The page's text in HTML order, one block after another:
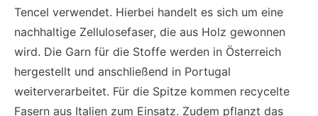
Tencel verwendet. Hierbei handelt es sich um eine
nachhaltige Zellulosefaser, die aus Holz gewonnen
wird. Die Garn für die Stoffe werden in Österreich
hergestellt und anschließend in Portugal
weiterverarbeitet. Für die Spitze kommen recycelte
Fasern aus Italien zum Einsatz. Zudem pflanzt das